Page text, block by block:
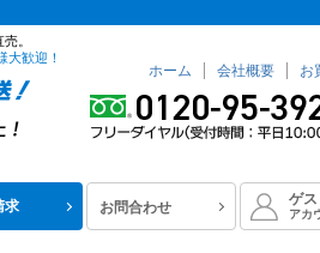
。
大歓迎！
ホーム 会社概要 お
求 お問合わせ ゲス
アカ